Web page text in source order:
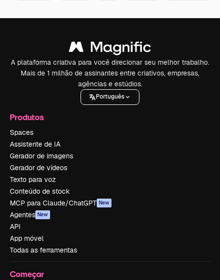
A plataforma criativa para você direcionar seu melhor trabalho.
Mais de 1 milhão de assinantes entre criativos, empresas,
agências e estúdios.
Português
Produtos
Spaces
Assistente de IA
Gerador de imagens
Gerador de vídeos
Texto para voz
Conteúdo de stock
MCP para Claude/ChatGPT New
Agentes New
API
App móvel
Todas as ferramentas
Começar